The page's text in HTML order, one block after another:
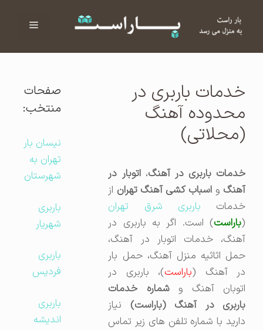
فهرست
خدمات باربری در
محدوده آهنگ
(محلاتی)
خدمات باربری در آهنگ،اتوبار در
آهنگواسباب کشی آهنگ تهراناز
خدماتباربری شرق تهران
باراست) است. اگر به باربری در
آهنگ، خدمات اتوبار در آهنگ،
حمل اثاثیه منزل آهنگ، حمل بار
در آهنگ (باراست)، باربری در
اتوبان آهنگ و
شماره خدمات
باربری در آهنگ (باراست)نیاز
دارید با شماره تلفن های زیر تماس
صفحات
منتخب:
نیسان بار
تهران به
شهرستان
باربری
شهریار
باربری
فردیس
باربری
اندیشه